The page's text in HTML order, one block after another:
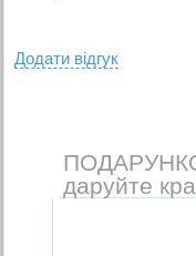
Додати вiдгук
даруйте